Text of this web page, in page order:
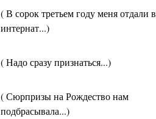
( В сорок третьем году меня отдали в
интернат...)
( Надо сразу признаться...)
( Сюрпризы на Рождество нам
подбрасывала...)